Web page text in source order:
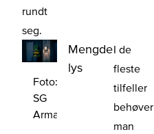
rundt
seg.
Foto:
SG
Armaturen
Mengde
lys
I de
fleste
tilfeller
behøver
man